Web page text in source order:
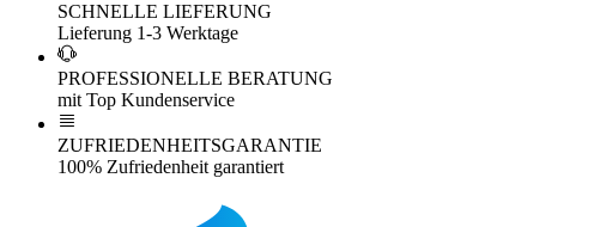
SCHNELLE LIEFERUNG
Lieferung 1-3 Werktage
PROFESSIONELLE BERATUNG
mit Top Kundenservice
ZUFRIEDENHEITSGARANTIE
100% Zufriedenheit garantiert